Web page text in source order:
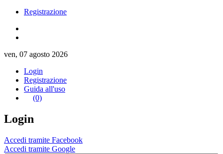
Registrazione
ven, 07 agosto 2026
Login
Registrazione
Guida all'uso
(0)
Login
Accedi tramite Facebook
Accedi tramite Google